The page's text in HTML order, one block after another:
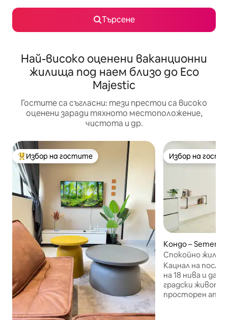
Търсене
Най-високо оценени ваканционни
жилища под наем близо до Eco
Majestic
Гостите са съгласни: тези престои са високо
оценени заради тяхното местоположение,
чистота и др.
Най-популярен избор на гостите
Избор на гостите Избор на
Избор на
Кондо –
Спокойно
климатик, Wi-Fi,
Кацнал на
на 18 нива и
градски живот,
просторен